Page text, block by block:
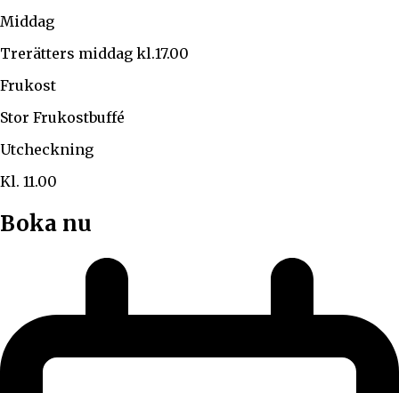
Middag
Trerätters middag kl.17.00
Frukost
Stor Frukostbuffé
Utcheckning
Kl. 11.00
Boka nu